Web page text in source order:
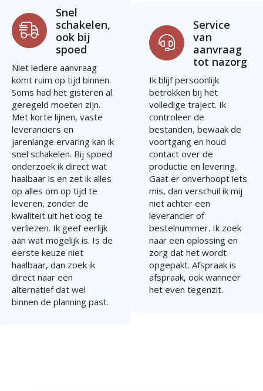
Snel
schakelen,
ook bij
spoed
Niet iedere aanvraag
komt ruim op tijd binnen.
Soms had het gisteren al
geregeld moeten zijn.
Met korte lijnen, vaste
leveranciers en
jarenlange ervaring kan ik
snel schakelen. Bij spoed
onderzoek ik direct wat
haalbaar is en zet ik alles
op alles om op tijd te
leveren, zonder de
kwaliteit uit het oog te
verliezen. Ik geef eerlijk
aan wat mogelijk is. Is de
eerste keuze niet
haalbaar, dan zoek ik
direct naar een
alternatief dat wel
binnen de planning past.
Service
van
aanvraag
tot nazorg
Ik blijf persoonlijk
betrokken bij het
volledige traject. Ik
controleer de
bestanden, bewaak de
voortgang en houd
contact over de
productie en levering.
Gaat er onverhoopt iets
mis, dan verschuil ik mij
niet achter een
leverancier of
bestelnummer. Ik zoek
naar een oplossing en
zorg dat het wordt
opgepakt. Afspraak is
afspraak, ook wanneer
het even tegenzit.